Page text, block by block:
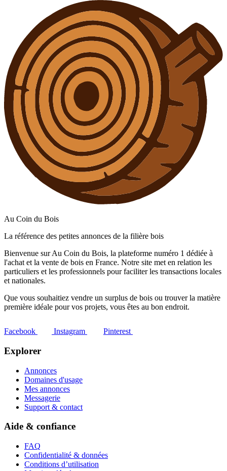
Au Coin du Bois
La référence des petites annonces de la filière bois
Bienvenue sur Au Coin du Bois, la plateforme numéro 1 dédiée à
l'achat et la vente de bois en France. Notre site met en relation les
particuliers et les professionnels pour faciliter les transactions locales
et nationales.
Que vous souhaitiez vendre un surplus de bois ou trouver la matière
première idéale pour vos projets, vous êtes au bon endroit.
Facebook Instagram Pinterest
Explorer
Annonces
Domaines d'usage
Mes annonces
Messagerie
Support & contact
Aide & confiance
FAQ
Confidentialité & données
Conditions d’utilisation